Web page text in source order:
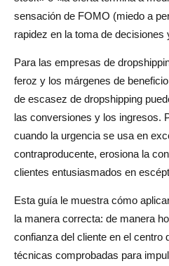
Adopción y tendencias en el
Amazon
Tiendas Shopify
Etsy
Zara
Suprema
¿El marketing de escasez es
tiendas de dropshipping?
Los beneficios del marketing
Los riesgos del uso indebido
sensación de FOMO (miedo a
rapidez en la toma de
Para las empresas de
feroz y los márgenes de
de escasez de dropshipping
las conversiones y los ingresos.
cuando la urgencia se usa en
contraproducente, erosiona la
clientes entusiasmados en
Esta guía le muestra cómo
la manera correcta: de manera
confianza del cliente en el centro
técnicas comprobadas para